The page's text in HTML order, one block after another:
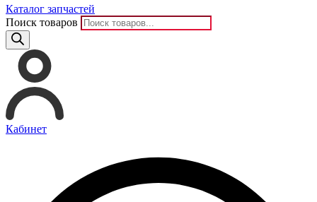
Каталог запчастей
Поиск товаров
Кабинет